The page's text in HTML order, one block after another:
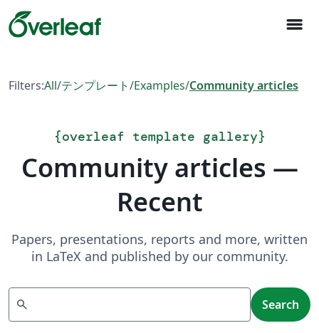
menu
Filters:All/テンプレート/Examples/Community articles
{overleaf template gallery}
Community articles —
Recent
Papers, presentations, reports and more, written
in LaTeX and published by our community.
search Search